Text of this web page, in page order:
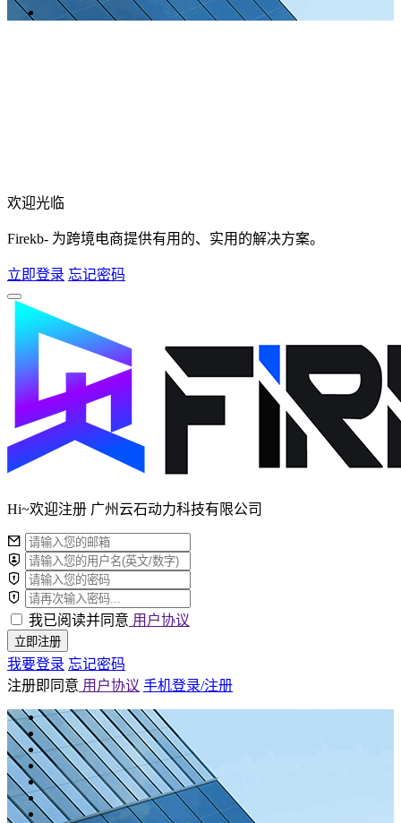
欢迎光临
Firekb- 为跨境电商提供有用的、实用的解决方案。
立即登录 忘记密码
Hi~欢迎注册 广州云石动力科技有限公司
我已阅读并同意 用户协议
立即注册
我要登录 忘记密码
注册即同意 用户协议 手机登录/注册